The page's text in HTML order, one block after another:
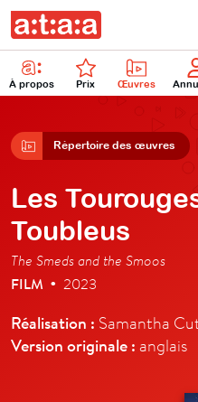
À propos Prix Œuvres
Répertoire des œuvres
Les
Toubleus
The Smeds and the Smoos
FILM • 2023
Réalisation : Samantha
Version originale : anglais